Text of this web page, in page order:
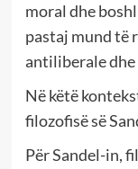
moral dhe
pastaj mund të
antiliberale
Në këtë
filozofisë së
Për Sandel-in,